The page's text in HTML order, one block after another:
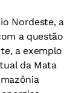
Nordeste, a
a questão
a exemplo
da Mata